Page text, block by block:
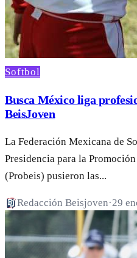
Softbol
Busca México liga
BeisJoven
La Federación Mexicana de
Presidencia para la
(Probeis) pusieron las...
Redacción Beisjoven·29